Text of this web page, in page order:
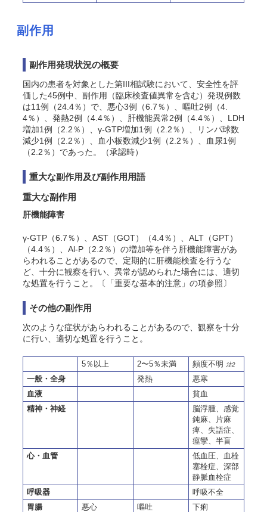
副作用
副作用発現状況の概要
国内の患者を対象とした第III相試験において、安全性を評
価した45例中、副作用（臨床検査値異常を含む）発現例数
は11例（24.4％）で、悪心3例（6.7％）、嘔吐2例（4.
4％）、発熱2例（4.4％）、肝機能異常2例（4.4％）、LDH
増加1例（2.2％）、γ-GTP増加1例（2.2％）、リンパ球数
減少1例（2.2％）、血小板数減少1例（2.2％）、血尿1例
（2.2％）であった。（承認時）
重大な副作用及び副作用用語
重大な副作用
肝機能障害
γ-GTP（6.7％）、AST（GOT）（4.4％）、ALT（GPT）
（4.4％）、Al-P（2.2％）の増加等を伴う肝機能障害があ
らわれることがあるので、定期的に肝機能検査を行うな
ど、十分に観察を行い、異常が認められた場合には、適切
な処置を行うこと。〔「重要な基本的注意」の項参照〕
その他の副作用
次のような症状があらわれることがあるので、観察を十分
に行い、適切な処置を行うこと。
5％以上 2〜5％未満 頻度不明 注2
一般・全身 発熱
悪寒
血液
貧血
精神・神経
脳浮腫、感覚
鈍麻、片麻
痺、失語症、
痙攣、半盲
心・血管
低血圧、血栓
塞栓症、深部
静脈血栓症
呼吸器
呼吸不全
胃腸
悪心 嘔吐
下痢